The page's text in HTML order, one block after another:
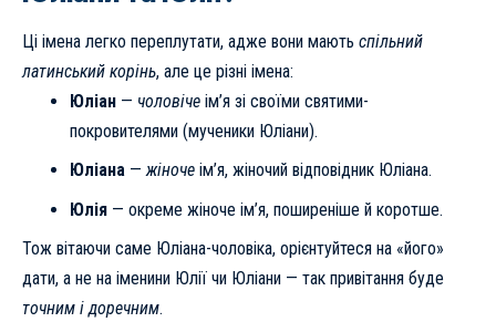
Ці імена легко переплутати, адже вони мають спільний
латинський корінь, але це різні імена:
Юліан— чоловічеім’я зі своїми святими-
покровителями (мученики Юліани).
Юліана—жіночеім’я, жіночий відповідник Юліана.
Юлія— окреме жіноче ім’я, поширеніше й коротше.
Тож вітаючи саме Юліана-чоловіка, орієнтуйтеся на «його»
дати, а не на іменини Юлії чи Юліани — так привітання буде
точним і доречним.